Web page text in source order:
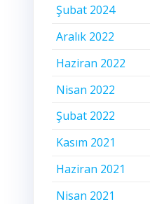
Şubat 2024
Aralık 2022
Haziran 2022
Nisan 2022
Şubat 2022
Kasım 2021
Haziran 2021
Nisan 2021